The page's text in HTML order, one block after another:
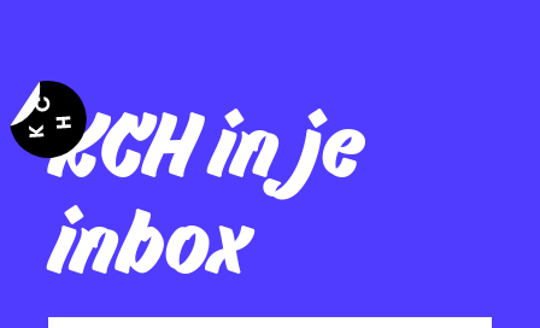
KCH in je
inbox